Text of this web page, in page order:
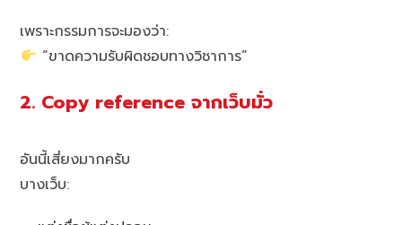
เพราะกรรมการจะมองว่า:
“ขาดความรับผิดชอบทางวิชาการ”
2. Copy reference จากเว็บมั่ว
อันนี้เสี่ยงมากครับ
บางเว็บ: